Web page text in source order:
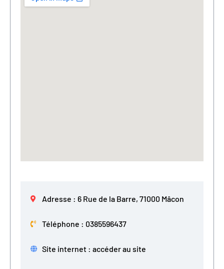
Adresse : 6 Rue de la Barre, 71000 Mâcon
Téléphone : 0385596437
Site internet : accéder au site